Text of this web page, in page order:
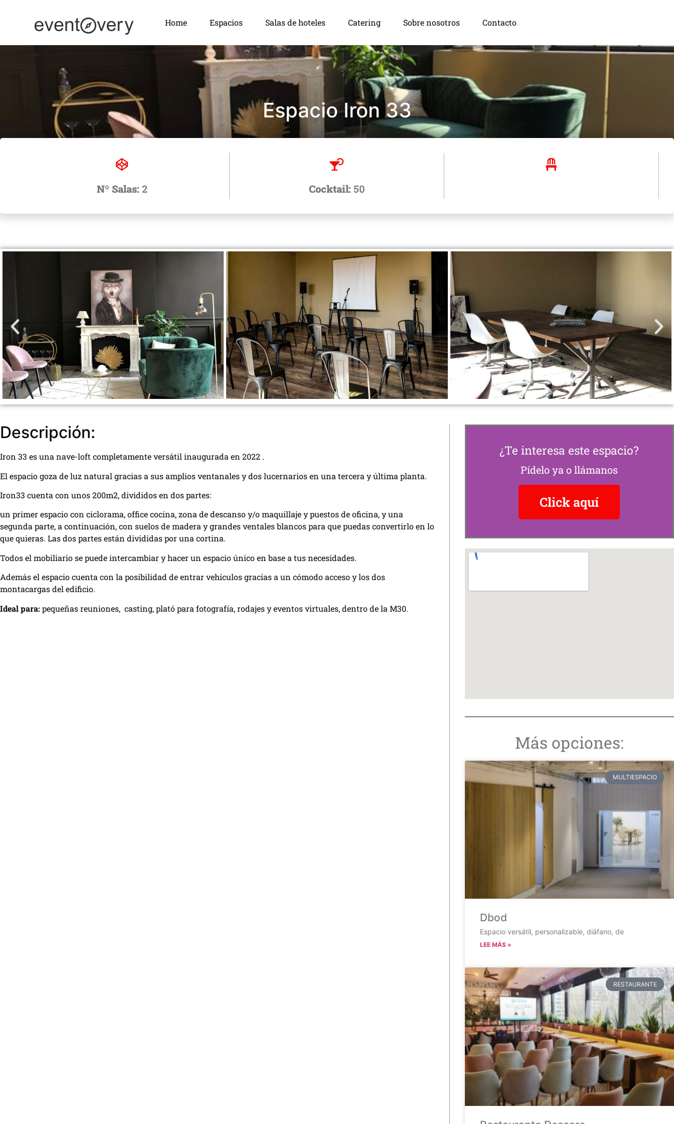
Home Espacios Salas de hoteles Catering Sobre nosotros Contacto
Espacio Iron 33
Nº Salas: 2 Cocktail: 50
Descripción:
Iron 33 es una nave-loft completamente versátil inaugurada en 2022 .
El espacio goza de luz natural gracias a sus amplios ventanales y dos lucernarios en una tercera y última planta.
Iron33 cuenta con unos 200m2, divididos en dos partes:
un primer espacio con ciclorama, office cocina, zona de descanso y/o maquillaje y puestos de oficina, y una
segunda parte, a continuación, con suelos de madera y grandes ventales blancos para que puedas convertirlo en lo
que quieras. Las dos partes están divididas por una cortina.
Todos el mobiliario se puede intercambiar y hacer un espacio único en base a tus necesidades.
Además el espacio cuenta con la posibilidad de entrar vehículos gracias a un cómodo acceso y los dos
montacargas del edificio.
Ideal para: pequeñas reuniones, casting, plató para fotografía, rodajes y eventos virtuales, dentro de la M30.
¿Te interesa este espacio?
Pídelo ya o llámanos
Click aquí
Más opciones:
MULTIESPACIO
Dbod
Espacio versátil, personalizable, diáfano, de
LEE MÁS »
RESTAURANTE